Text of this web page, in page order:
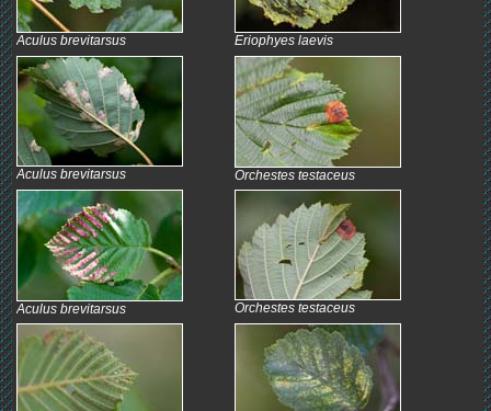
Aculus brevitarsus
Aculus brevitarsus
Aculus brevitarsus
Eriophyes laevis
Orchestes testaceus
Orchestes testaceus